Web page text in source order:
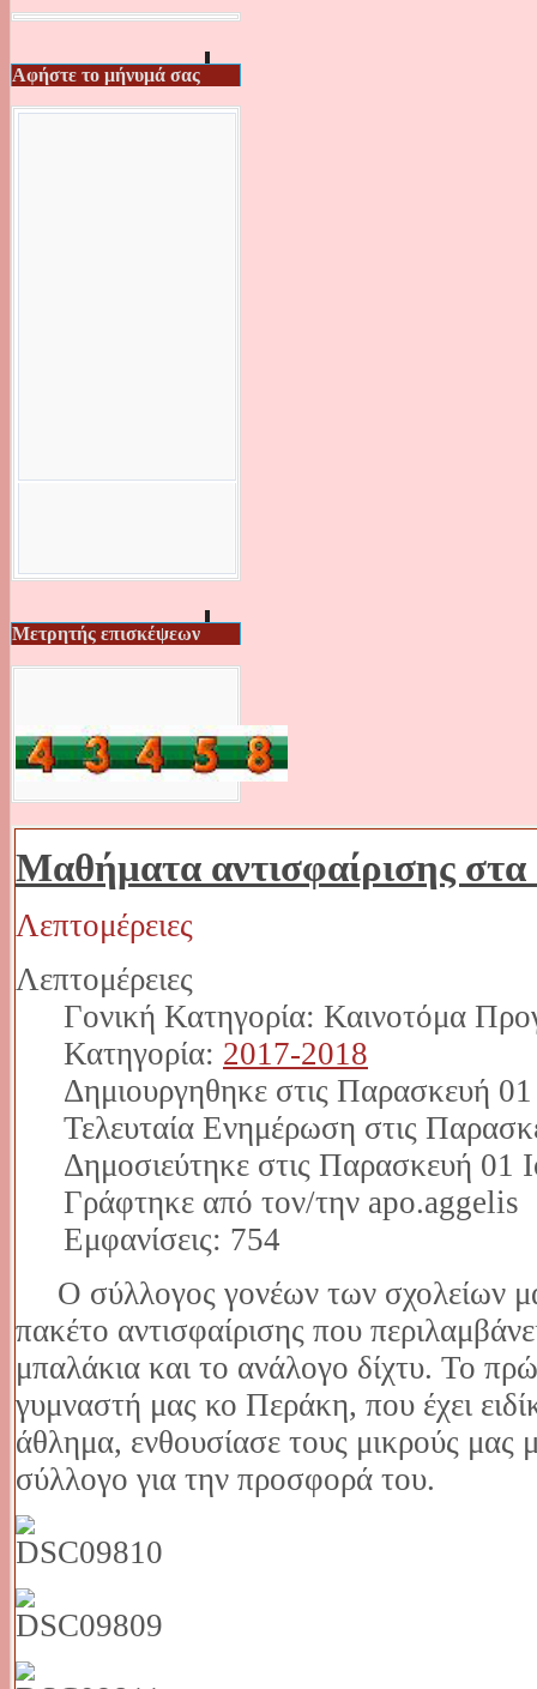
Αφήστε το μήνυμά σας
Μετρητής επισκέψεων
Μαθήματα αντισφαίρισης στα
Λεπτομέρειες
Λεπτομέρειες
Γονική Κατηγορία: Καινοτόμα
Κατηγορία: 2017-2018
Δημιουργηθηκε στις Παρασκευή
Τελευταία Ενημέρωση στις
Δημοσιεύτηκε στις Παρασκευή 01
Γράφτηκε από τον/την apo.aggelis
Εμφανίσεις: 754
Ο σύλλογος γονέων των σχολείων
πακέτο αντισφαίρισης που
μπαλάκια και το ανάλογο δίχτυ. Το
γυμναστή μας κο Περάκη, που έχει
άθλημα, ενθουσίασε τους μικρούς μας
σύλλογο για την προσφορά του.